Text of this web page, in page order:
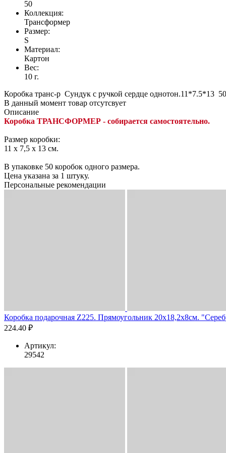
50
Коллекция:
Трансформер
Размер:
S
Материал:
Картон
Вес:
10 г.
Коробка транс-р Сундук с ручкой сердце однотон.11*7.5*13
В данный момент товар отсутсвует
Описание
Коробка ТРАНСФОРМЕР - собирается самостоятельно.
Размер коробки:
11 x 7,5 x 13 см.
В упаковке 50 коробок одного размера.
Цена указана за 1 штуку.
Персональные рекомендации
Коробка подарочная Z225. Прямоугольник 20х18,2х8см.
224.40 ₽
Артикул:
29542